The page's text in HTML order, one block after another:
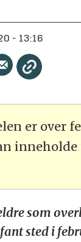
- 13:16
er over
som
sted i